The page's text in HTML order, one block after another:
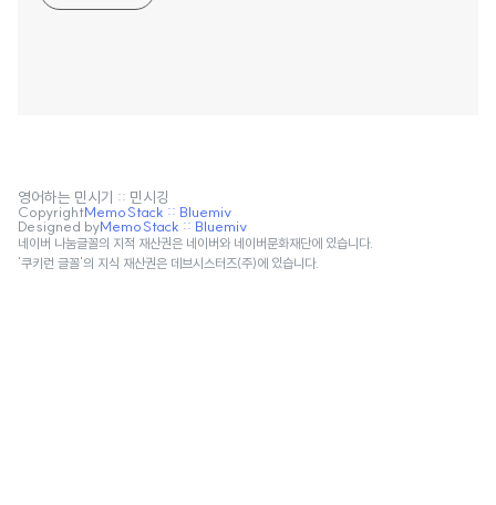
영어하는 민시기 :: 민시깅
CopyrightMemoStack :: Bluemiv
Designed byMemoStack :: Bluemiv
네이버 나눔글꼴의 지적 재산권은 네이버와 네이버문화재단에 있습니다.
'쿠키런 글꼴'의 지식 재산권은 데브시스터즈(주)에 있습니다.